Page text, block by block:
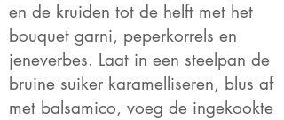
en de kruiden tot de helft met het
bouquet garni, peperkorrels en
jeneverbes. Laat in een steelpan de
bruine suiker karamelliseren, blus af
met balsamico, voeg de ingekookte